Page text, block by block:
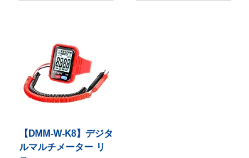
【DMM-W-K8】デジタ
ルマルチメーター リ